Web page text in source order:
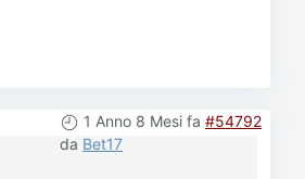
1 Anno 8 Mesi fa #54792
da Bet17